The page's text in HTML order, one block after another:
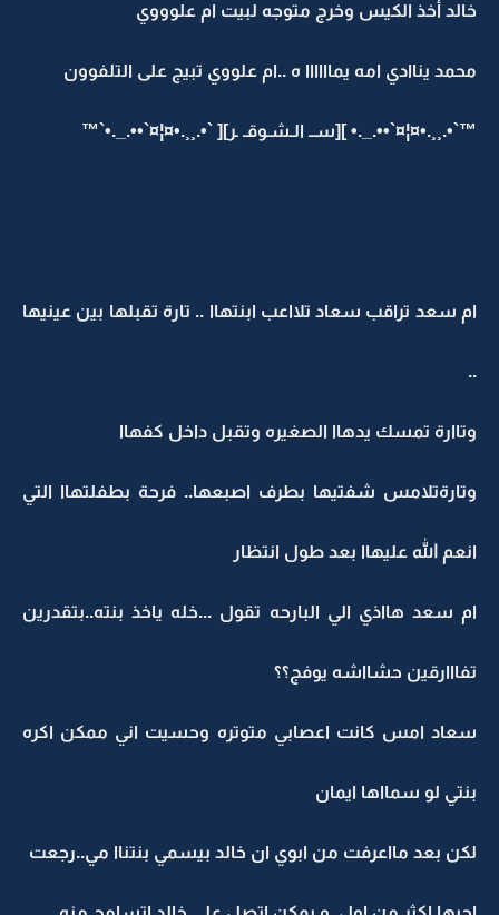
خالد أخذ الكيس وخرج متوجه لبيت ام علوووي
محمد يناادي امه يماااااا ه ..ام علووي تبيج على التلفوون
™`•.¸¸.•¤¦¤`••._.• ][ســ الـشـوقـ ـر][ `•.¸¸.•¤¦¤`••._.•`™
ام سعد تراقب سعاد تلااعب ابنتهاا .. تارة تقبلها بين عينيها
..
وتاارة تمسك يدهاا الصغيره وتقبل داخل كفهاا
وتارةتلامس شفتيها بطرف اصبعها.. فرحة بطفلتهاا التي
انعم الله عليهاا بعد طول انتظار
ام سعد هااذي الي البارحه تقول ...خله ياخذ بنته..بتقدرين
تفااارقين حشااشه يوفج؟؟
سعاد امس كانت اعصابي متوتره وحسيت اني ممكن اكره
بنتي لو سمااها ايمان
لكن بعد مااعرفت من ابوي ان خالد بيسمي بنتناا مي..رجعت